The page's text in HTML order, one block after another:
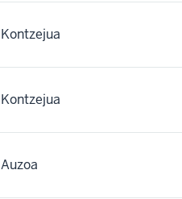
Kontzejua
Kontzejua
Auzoa